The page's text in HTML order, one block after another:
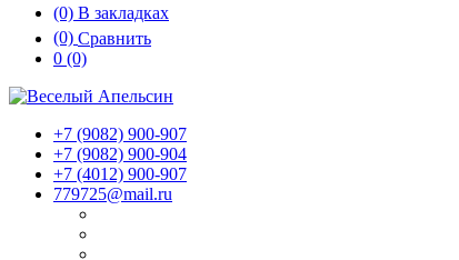
(0) В закладках
(0) Сравнить
0 (0)
+7 (9082) 900-907
+7 (9082) 900-904
+7 (4012) 900-907
779725@mail.ru